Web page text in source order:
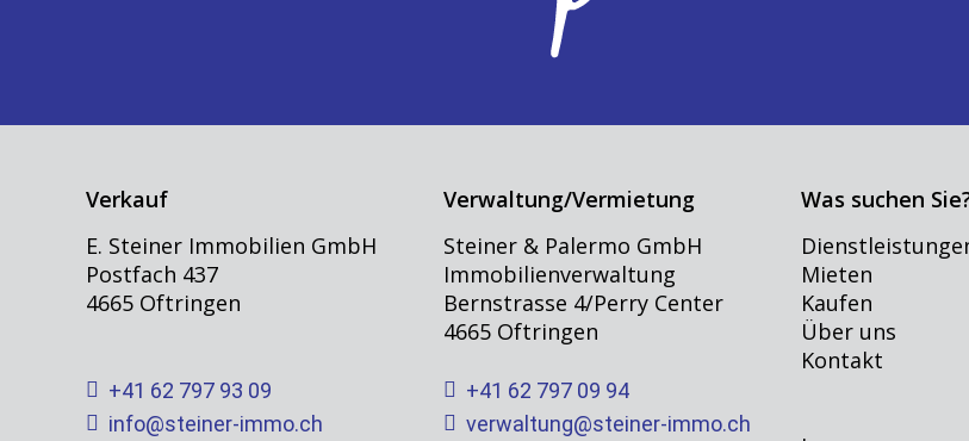
Verkauf
E. Steiner Immobilien GmbH
Postfach 437
4665 Oftringen
+41 62 797 93 09
info@steiner-immo.ch
Verwaltung/Vermietung
Steiner & Palermo GmbH
Immobilienverwaltung
Bernstrasse 4/Perry Center
4665 Oftringen
+41 62 797 09 94
verwaltung@steiner-immo.ch
Was suchen
Mieten
Kaufen
Über uns
Kontakt